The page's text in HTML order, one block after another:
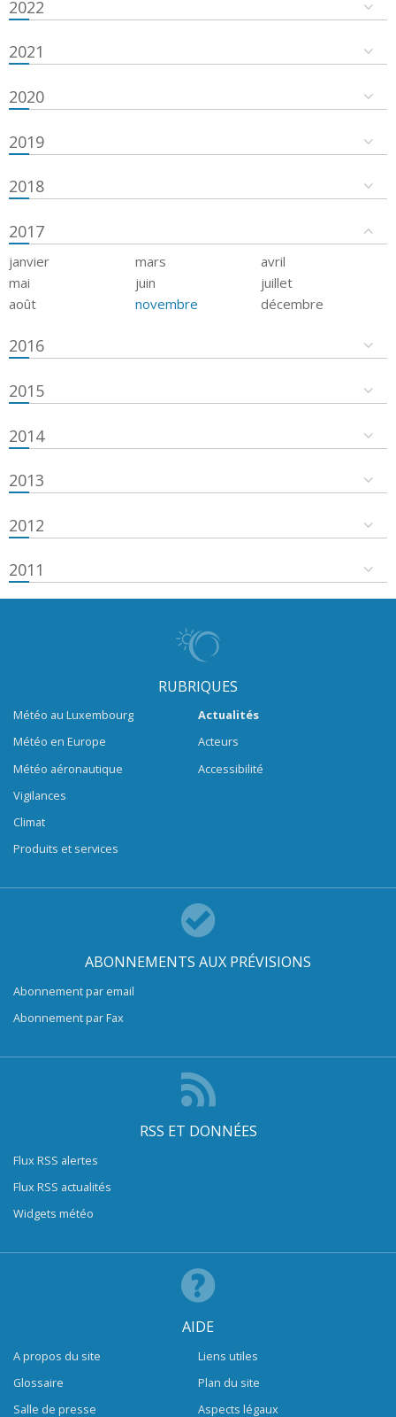
2022
2021
2020
2019
2018
2017
janvier mars
avril
mai
juin
juillet
août
novembre décembre
2016
2015
2014
2013
2012
2011
RUBRIQUES
Météo au Luxembourg
Météo en Europe
Météo aéronautique
Vigilances
Climat
Produits et services
Actualités
Acteurs
Accessibilité
ABONNEMENTS AUX PRÉVISIONS
Abonnement par email
Abonnement par Fax
RSS ET DONNÉES
Flux RSS alertes
Flux RSS actualités
Widgets météo
AIDE
A propos du site
Glossaire
Salle de presse
Liens utiles
Plan du site
Aspects légaux